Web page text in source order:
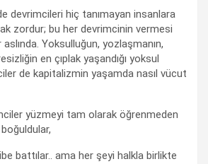
devrimcileri hiç tanımayan insanlara
zordur; bu her devrimcinin vermesi
aslında. Yoksulluğun, yozlaşmanın,
en çıplak yaşandığı yoksul
de kapitalizmin yaşamda nasıl vücut
yüzmeyi tam olarak öğrenmeden
battılar.. ama her şeyi halkla birlikte